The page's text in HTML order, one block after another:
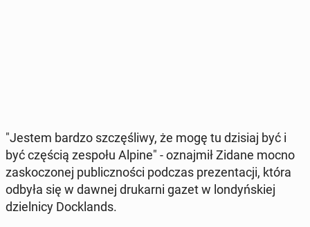
"Jestem bardzo szczę­śli­wy, że mogę tu dzisiaj być i
być częścią zespołu Alpine" - oznaj­mił Zidane mocno
za­sko­czo­nej pu­blicz­no­ści podczas pre­zen­ta­cji, która
odbyła się w dawnej dru­kar­ni gazet w lon­dyń­skiej
dziel­ni­cy Do­cklands.